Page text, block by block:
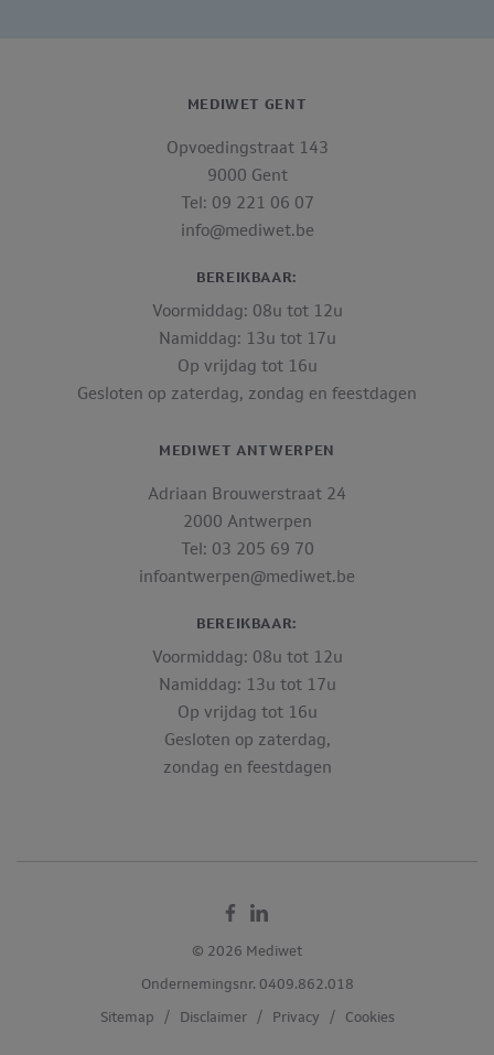
MEDIWET GENT
Opvoedingstraat 143
9000 Gent
Tel: 09 221 06 07
info@mediwet.be
BEREIKBAAR:
Voormiddag: 08u tot 12u
Namiddag: 13u tot 17u
Op vrijdag tot 16u
Gesloten op zaterdag, zondag en feestdagen
MEDIWET ANTWERPEN
Adriaan Brouwerstraat 24
2000 Antwerpen
Tel: 03 205 69 70
infoantwerpen@mediwet.be
BEREIKBAAR:
Voormiddag: 08u tot 12u
Namiddag: 13u tot 17u
Op vrijdag tot 16u
Gesloten op zaterdag,
zondag en feestdagen
Facebook
Linkedin
© 2026 Mediwet
Ondernemingsnr. 0409.862.018
Sitemap / Disclaimer/ Privacy / Cookies